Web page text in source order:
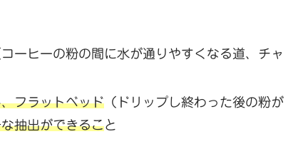
ーヒーの粉の間に水が通りやすくなる道、チャ
フラットベッド（ドリップし終わった後の粉が
抽出ができること